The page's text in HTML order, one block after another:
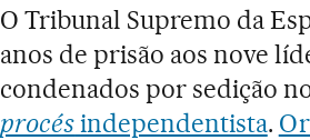
O Tribunal Supremo da
anos de prisão aos nove
condenados por sedição
procésindependentista.